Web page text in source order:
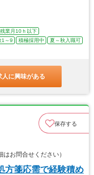
残業月10ｈ以下
1～9 積極採用中
夏～秋入職可
人に興味がある
保存する
お問合せください）
方箋応需で経験積め